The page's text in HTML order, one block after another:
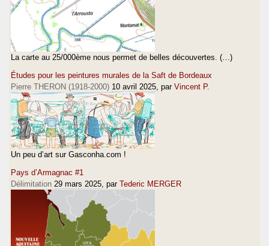
La carte au 25/000ème nous permet de belles découvertes. (…)
Études pour les peintures murales de la Saft de Bordeaux
Pierre THERON (1918-2000) 10 avril 2025 , par Vincent P.
Un peu d’art sur Gasconha.com !
Pays d’Armagnac #1
Délimitation 29 mars 2025 , par Tederic MERGER